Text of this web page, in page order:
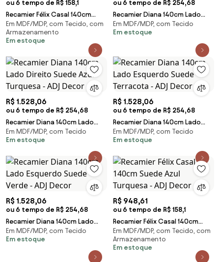
ou 6 tempo de R$ 158,1
Recamier Félix Casal 140cm
Suede Bege - ADJ Decor
Em MDF/MDP, com Tecido, com
Armazenamento
Em estoque
ou 6 tempo de R$ 254,68
Recamier Diana 140cm Lado
Direito Suede Rosê - ADJ Decor
Em MDF/MDP, com Tecido
Em estoque
R$ 1.528,06
ou 6 tempo de R$ 254,68
Recamier Diana 140cm Lado
Direito Suede Azul Turquesa -
ADJ Decor
Em MDF/MDP, com Tecido
Em estoque
R$ 1.528,06
ou 6 tempo de R$ 254,68
Recamier Diana 140cm Lado
Esquerdo Suede Terracota -
ADJ Decor
Em MDF/MDP, com Tecido
Em estoque
R$ 1.528,06
ou 6 tempo de R$ 254,68
Recamier Diana 140cm Lado
Esquerdo Suede Verde - ADJ
Decor
Em MDF/MDP, com Tecido
Em estoque
R$ 948,61
ou 6 tempo de R$ 158,1
Recamier Félix Casal 140cm
Suede Azul Turquesa - ADJ
Decor
Em MDF/MDP, com Tecido, com
Armazenamento
Em estoque